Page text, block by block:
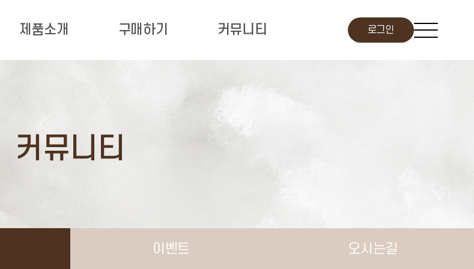
제품소개 구매하기 커뮤니티 로그인
커뮤니티
이벤트 오시는길